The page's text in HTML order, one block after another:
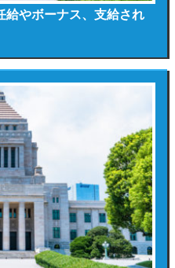
給やボーナス、支給され